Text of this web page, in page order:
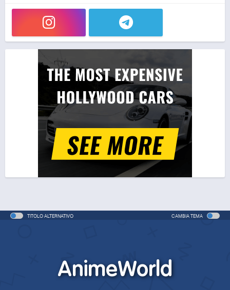
That Time I Got Reincarnated as a Slime 3
Anime - 2024 - 24 min/ep
That Time I Got Reincarnated as a Slime the Movie:
Tears of the Azure Sea
Movie - 2026 - 1h e 44 min/ep
That Time I Got Reincarnated as a Slime the Movie:
Tears of the Azure Sea (ITA)
Movie - 2026 - 1h e 44 min/ep
That Time I Got Reincarnated as a Slime 4
TITOLO ALTERNATIVO CAMBIA TEMA
AnimeWorld